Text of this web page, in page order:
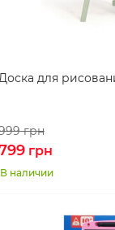
для
грн
грн
В наличии